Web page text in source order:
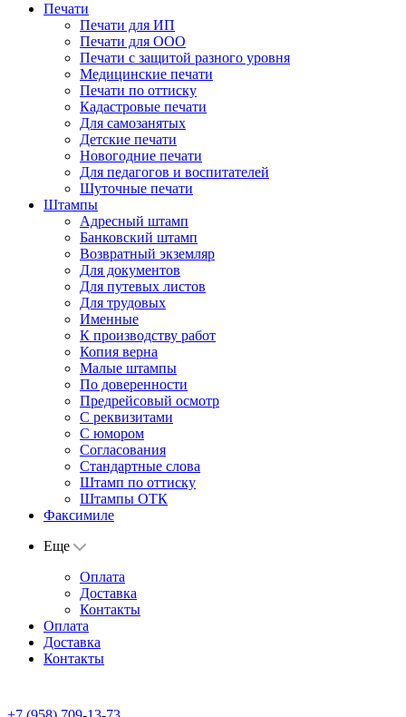
Печати
Печати для ИП
Печати для ООО
Печати с защитой разного уровня
Медицинские печати
Печати по оттиску
Кадастровые печати
Для самозанятых
Детские печати
Новогодние печати
Для педагогов и воспитателей
Шуточные печати
Штампы
Адресный штамп
Банковский штамп
Возвратный экземляр
Для документов
Для путевых листов
Для трудовых
Именные
К производству работ
Копия верна
Малые штампы
По доверенности
Предрейсовый осмотр
С реквизитами
С юмором
Согласования
Стандартные слова
Штамп по оттиску
Штампы ОТК
Факсимиле
Еще
Оплата
Доставка
Контакты
Оплата
Доставка
Контакты